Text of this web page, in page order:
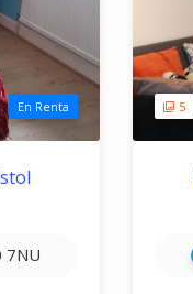
En Renta
7NU
5